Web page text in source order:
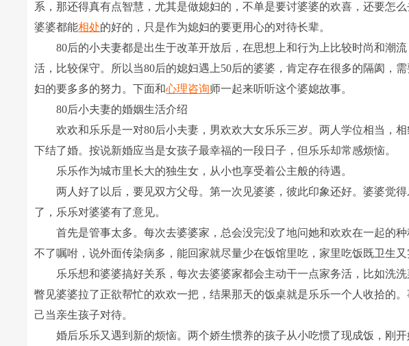
系，那还得真有点智慧，尤其是做媳妇的，不单是要讨婆婆的欢喜，还要怎
婆婆都能相处的好的，只是作为媳妇的要更用心的对待长辈。
80后的小夫妻都是出生于改革开放后，在思想上和行为上比较时尚和潮流
活，比较保守。所以当80后的媳妇遇上50后的婆婆，肯定存在很多的隔阂，
妇的要多多的努力。下面和心理咨询师一起来听听这个婆媳故事。
80后小夫妻的婚姻生活介绍
欢欢和乐乐是一对80后小夫妻，男欢欢大女乐乐三岁。两人学位相当，相
下结了婚。按说新婚应当是女孩子最幸福的一段日子，但乐乐却常感烦恼。
乐乐作为城市里长大的独生女，从小也享受着公主般的待遇。
两人好了以后，要见双方父母。第一次见婆婆，彼此印象还好。婆婆觉得
了，乐乐对婆婆有了意见。
首先是管事太多。每次去婆婆家，总会没完没了地问她和欢欢在一起的种
不了嘱咐，说外面传染病多，能回家就尽量少在饭馆里吃，家里吃饭既卫生又
乐乐想和婆婆搞好关系，每次去婆婆家都会主动干一点家务活，比如洗洗
瞥见婆婆拉了正欲帮忙的欢欢一把，结果那天的饭桌就是乐乐一个人收拾的
己当亲生孩子对待。
婚后乐乐又遇到新的烦恼。两个娇生惯养的孩子从小吃惯了现成饭，刚开